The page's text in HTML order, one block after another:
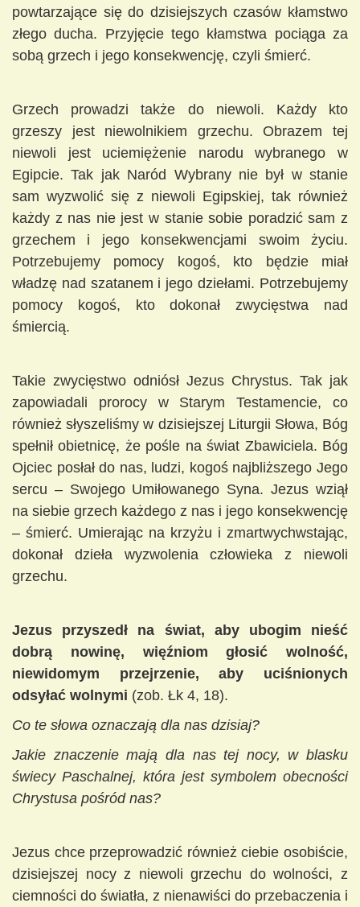
powtarzające się do dzisiejszych czasów kłamstwo
złego ducha. Przyjęcie tego kłamstwa pociąga za
sobą grzech i jego konsekwencję, czyli śmierć.
Grzech prowadzi także do niewoli. Każdy kto
grzeszy jest niewolnikiem grzechu. Obrazem tej
niewoli jest uciemiężenie narodu wybranego w
Egipcie. Tak jak Naród Wybrany nie był w stanie
sam wyzwolić się z niewoli Egipskiej, tak również
każdy z nas nie jest w stanie sobie poradzić sam z
grzechem i jego konsekwencjami swoim życiu.
Potrzebujemy pomocy kogoś, kto będzie miał
władzę nad szatanem i jego dziełami. Potrzebujemy
pomocy kogoś, kto dokonał zwycięstwa nad
śmiercią.
Takie zwycięstwo odniósł Jezus Chrystus. Tak jak
zapowiadali prorocy w Starym Testamencie, co
również słyszeliśmy w dzisiejszej Liturgii Słowa, Bóg
spełnił obietnicę, że pośle na świat Zbawiciela. Bóg
Ojciec posłał do nas, ludzi, kogoś najbliższego Jego
sercu – Swojego Umiłowanego Syna. Jezus wziął
na siebie grzech każdego z nas i jego konsekwencję
– śmierć. Umierając na krzyżu i zmartwychwstając,
dokonał dzieła wyzwolenia człowieka z niewoli
grzechu.
Jezus przyszedł na świat, aby ubogim nieść
dobrą nowinę, więźniom głosić wolność,
niewidomym przejrzenie, aby uciśnionych
odsyłać wolnymi (zob. Łk 4, 18).
Co te słowa oznaczają dla nas dzisiaj?
Jakie znaczenie mają dla nas tej nocy, w blasku
świecy Paschalnej, która jest symbolem obecności
Chrystusa pośród nas?
Jezus chce przeprowadzić również ciebie osobiście,
dzisiejszej nocy z niewoli grzechu do wolności, z
ciemności do światła, z nienawiści do przebaczenia i